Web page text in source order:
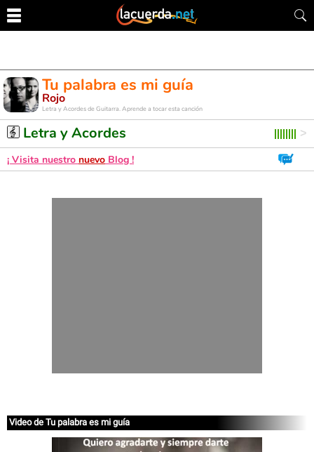
Tu palabra es mi guía
Rojo
Letra y Acordes de Guitarra. Aprende a tocar esta canción
Letra y Acordes
¡ Visita nuestro nuevo Blog !
Video de Tu palabra es mi guía